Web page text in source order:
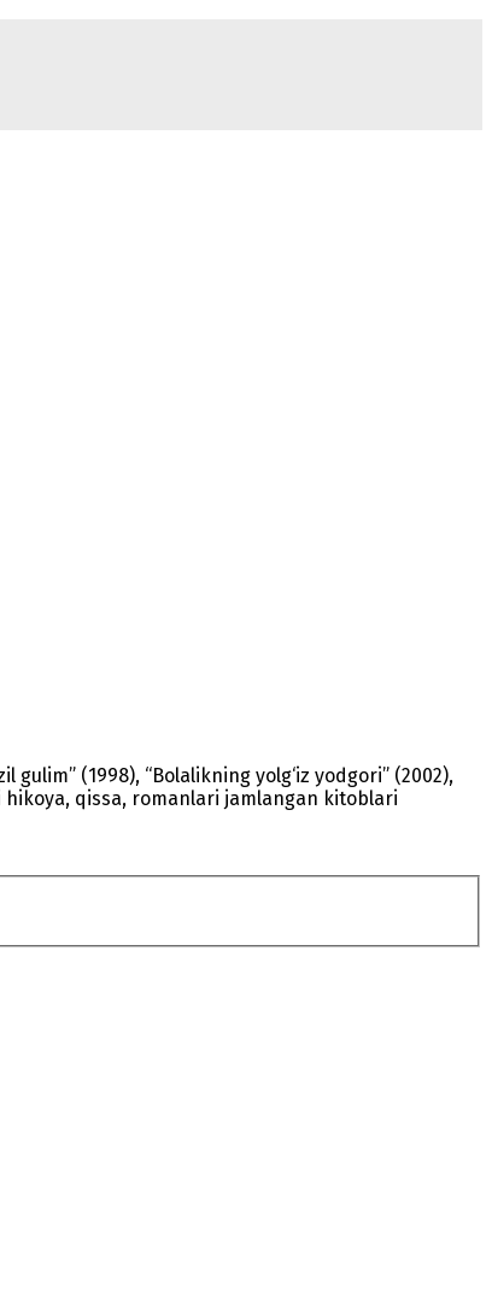
(1998), “Bolalikning yolg‘iz yodgori” (2002),
hikoya, qissa, romanlari jamlangan kitoblari